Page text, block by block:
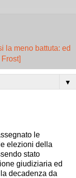
la meno battuta: ed
▼
le
elezioni della
stato
giudiziaria ed
decadenza da